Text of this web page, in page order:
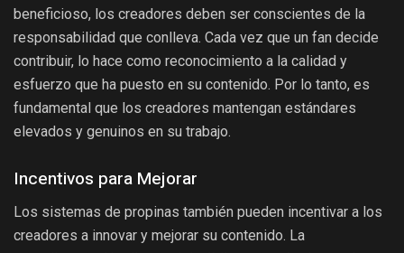
beneficioso, los creadores deben ser conscientes de la
responsabilidad que conlleva. Cada vez que un fan decide
contribuir, lo hace como reconocimiento a la calidad y
esfuerzo que ha puesto en su contenido. Por lo tanto, es
fundamental que los creadores mantengan estándares
elevados y genuinos en su trabajo.
Incentivos para Mejorar
Los sistemas de propinas también pueden incentivar a los
creadores a innovar y mejorar su contenido. La